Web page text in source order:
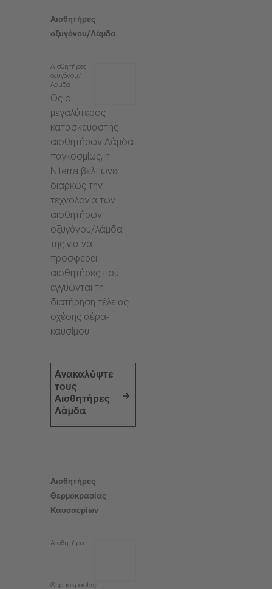
Αισθητήρες
οξυγόνου/Λάμδα
Αισθητήρες
οξυγόνου/
Λάμδα
Ως ο
μεγαλύτερος
κατασκευαστής
αισθητήρων Λάμδα
παγκοσμίως, η
Niterra βελτιώνει
διαρκώς την
τεχνολογία των
αισθητήρων
οξυγόνου/λάμδα
της για να
προσφέρει
αισθητήρες που
εγγυώνται τη
διατήρηση τέλειας
σχέσης αέρα-
καυσίμου.
Ανακαλύψτε
τους
Αισθητήρες
Λάμδα
Αισθητήρες
Θερμοκρασίας
Καυσαερίων
Αισθητήρες
Θερμοκρασίας